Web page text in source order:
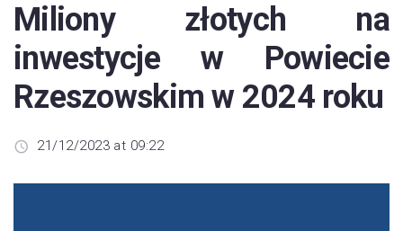
Miliony złotych na
inwestycje w Powiecie
Rzeszowskim w 2024 roku
21/12/2023 at 09:22